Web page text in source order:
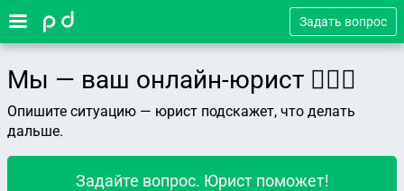
Задать вопрос
Мы — ваш онлайн-юрист 👨🏻‍⚖️
Опишите ситуацию — юрист подскажет, что делать
дальше.
Задайте вопрос. Юрист поможет!